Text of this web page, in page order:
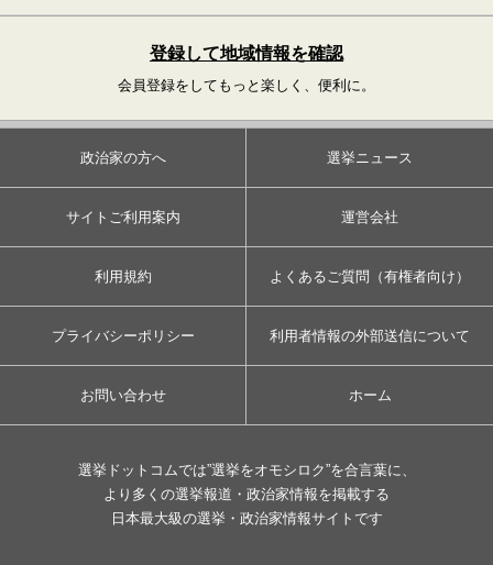
登録して地域情報を確認
会員登録をしてもっと楽しく、便利に。
政治家の方へ 選挙ニュース
サイトご利用案内 運営会社
利用規約 よくあるご質問（有権者向け）
プライバシーポリシー 利用者情報の外部送信について
お問い合わせ ホーム
選挙ドットコムでは”選挙をオモシロク”を合言葉に、
より多くの選挙報道・政治家情報を掲載する
日本最大級の選挙・政治家情報サイトです